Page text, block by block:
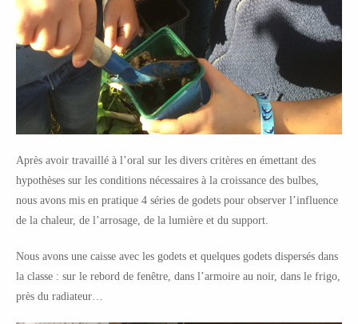
Après avoir travaillé à l’oral sur les divers critères en émettant des
hypothèses sur les conditions nécessaires à la croissance des bulbes,
nous avons mis en pratique 4 séries de godets pour observer l’influence
de la chaleur, de l’arrosage, de la lumière et du support.
Nous avons une caisse avec les godets et quelques godets dispersés dans
la classe : sur le rebord de fenêtre, dans l’armoire au noir, dans le frigo,
près du radiateur…